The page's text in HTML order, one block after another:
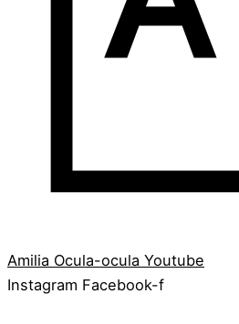
Amilia Ocula-ocula Youtube
Instagram Facebook-f